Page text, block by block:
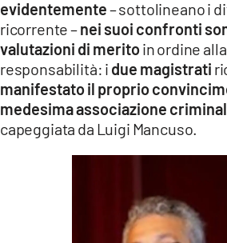
evidentemente– sottolineano i
ricorrente –nei suoi confronti
valutazioni di meritoin ordine
responsabilità: i due magistrati
manifestato il proprio
medesima associazione
capeggiata da Luigi Mancuso.